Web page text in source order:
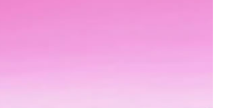
☑️ Spirituelle
mich ✉.